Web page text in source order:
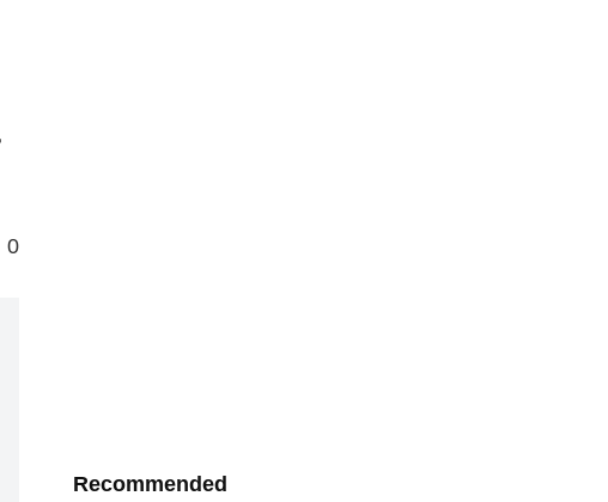
0
Recommended